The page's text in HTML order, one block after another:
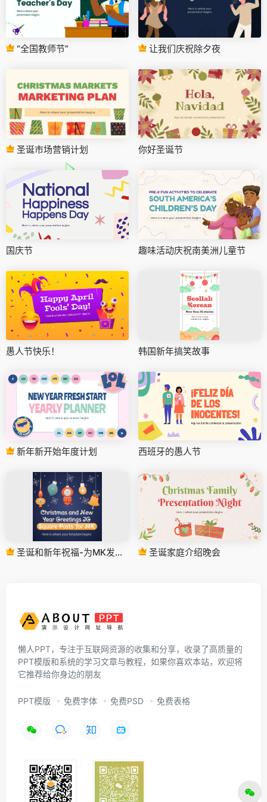
“全国教师节” 让我们庆祝除夕夜
圣诞市场营销计划 你好圣诞节
国庆节 趣味活动庆祝南美洲儿童节
愚人节快乐！ 韩国新年搞笑故事
新年新开始年度计划 西班牙的愚人节
圣诞和新年祝福-为MK发行的IG广场帖子 圣诞家庭介绍晚会
懒人PPT，专注于互联网资源的收集和分享，收录了高质量的
PPT模版和系统的学习文章与教程，如果你喜欢本站，欢迎将
它推荐给你身边的朋友
PPT模版 免费字体 免费PSD 免费表格